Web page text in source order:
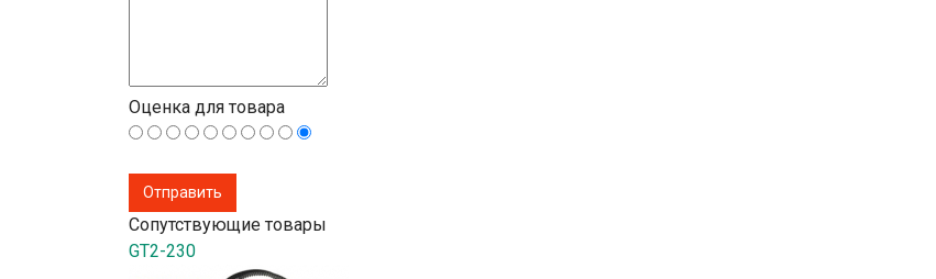
Оценка для товара
Сопутствующие товары
GT2-230